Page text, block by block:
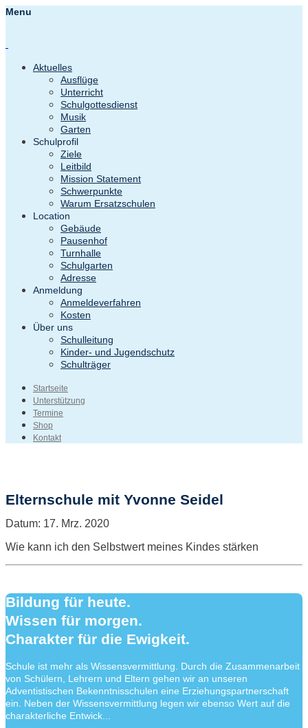
Menu
Aktuelles
Ausflüge
Unterricht
Schulgottesdienst
Musik
Garten
Schulprofil
Ziele
Leitbild
Mission Statement
Schwerpunkte
Warum Ersatzschulen
Location
Gebäude
Pausenhof
Turnhalle
Schulgarten
Adresse
Anmeldung
Anmeldeverfahren
Kosten
Über uns
Schulleitung
Kinder- und Jugendschutz
Schulträger
Startseite
Unterstützung
Termine
Shop
Kontakt
Elternschule mit Yvonne Seidel
Datum: 17. Mrz. 2020
Wie kann ich den Selbstwert meines Kindes stärken
Bildung für heute.
Wissen für morgen.
Charakter für die Ewigkeit.
Schule ist mehr als Wissensvermittlung. Durch die Zusammenarbeit
von Schülern, Lehrern und Eltern gehen wir an unseren
Adventistischen Bekenntnisschulen eine Erziehungspartnerschaft
ein. Neben der Wissensvermittlung legen wir ebenso Wert auf die
charakterliche Entwick...